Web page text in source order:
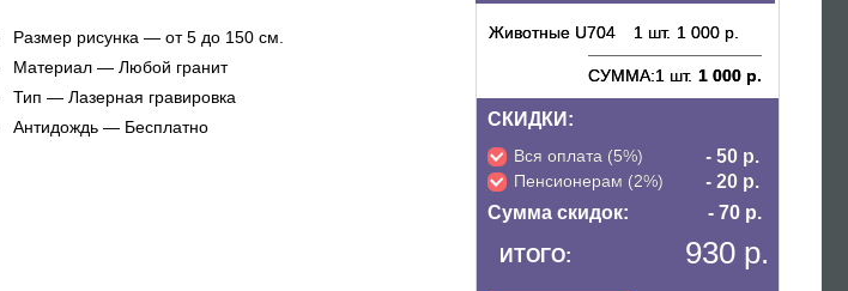
Животные U704 1 шт. 1 000 р.
СУММА:1 шт. 1 000 р.
СКИДКИ:
Вся оплата (5%) - 50 р.
Пенсионерам (2%)
- 20 р.
Сумма скидок:
- 70 р.
ИТОГО: 930 р.
Размер рисунка — от 5 до 150 см.
Материал — Любой гранит
Тип — Лазерная гравировка
Антидождь — Бесплатно